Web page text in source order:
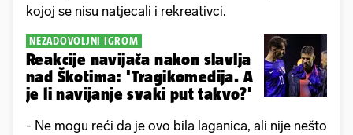
kojoj se nisu natjecali i rekreativci.
NEZADOVOLJNI IGROM
Reakcije navijača nakon slavlja
nad Škotima: 'Tragikomedija. A
je li navijanje svaki put takvo?'
- Ne mogu reći da je ovo bila laganica, ali nije nešto